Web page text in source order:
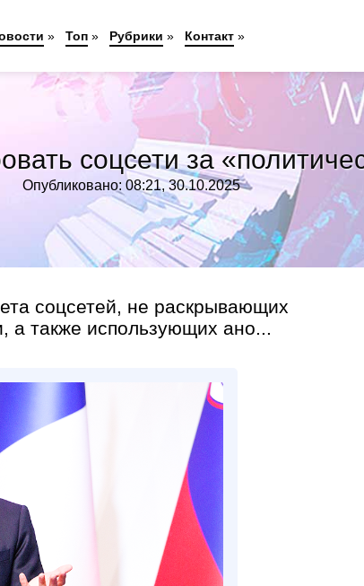
соцсети за
Опубликовано: 08:21, 30.10.2025
соцсетей, не раскрывающих
а также использующих ано...
» Топ » Рубрики » Контакт »